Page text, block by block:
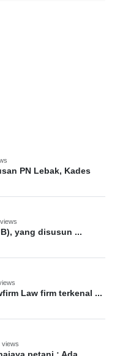
PN Lebak, Kades
yang disusun ...
Law firm terkenal ...
views